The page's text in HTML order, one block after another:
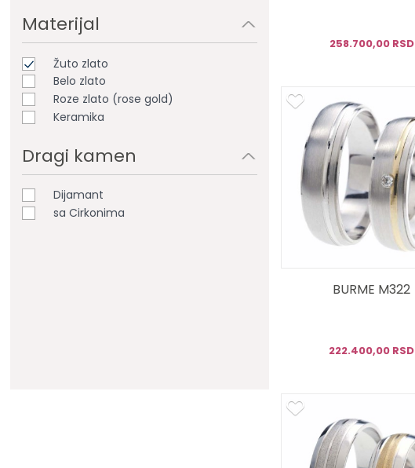
Materijal
Žuto zlato
Belo zlato
Roze zlato (rose gold)
Keramika
Dragi kamen
Dijamant
sa Cirkonima
258.700,00 RSD
BURME M322
222.400,00 RSD